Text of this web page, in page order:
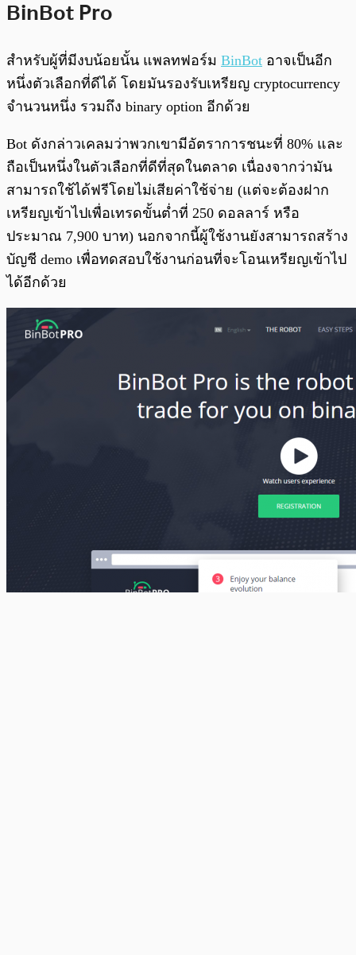
BinBot Pro
สำหรับผู้ที่มีงบน้อยนั้น แพลทฟอร์ม BinBot อาจเป็นอีก
หนึ่งตัวเลือกที่ดีได้ โดยมันรองรับเหรียญ cryptocurrency
จำนวนหนึ่ง รวมถึง binary option อีกด้วย
Bot ดังกล่าวเคลมว่าพวกเขามีอัตราการชนะที่ 80% และ
ถือเป็นหนึ่งในตัวเลือกที่ดีที่สุดในตลาด เนื่องจากว่ามัน
สามารถใช้ได้ฟรีโดยไม่เสียค่าใช้จ่าย (แต่จะต้องฝาก
เหรียญเข้าไปเพื่อเทรดขั้นต่ำที่ 250 ดอลลาร์ หรือ
ประมาณ 7,900 บาท) นอกจากนี้ผู้ใช้งานยังสามารถสร้าง
บัญชี demo เพื่อทดสอบใช้งานก่อนที่จะโอนเหรียญเข้าไป
ได้อีกด้วย